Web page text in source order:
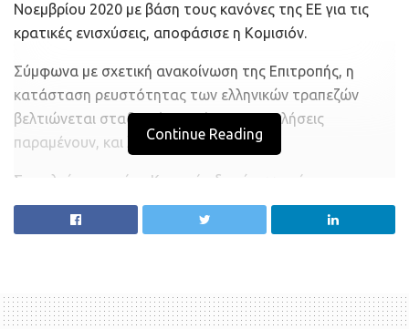
Νοεμβρίου 2020 με βάση τους κανόνες της ΕΕ για τις
κρατικές ενισχύσεις, αποφάσισε η Κομισιόν.
Σύμφωνα με σχετική ανακοίνωση της Επιτροπής, η
κατάσταση ρευστότητας των ελληνικών τραπεζών
βελτιώνεται σταδιακά, ωστόσο οι προκλήσεις
παραμένουν, και λόγω του κορωνοϊού.
Στο πλαίσιο αυτό, η Κομισιόν διαπίστωσε ότι η
παράταση του καθεστώτος εγγυήσεων είναι σύμφωνη
με τους κανόνες της ΕΕ για τις κρατικές ενισχύσεις.
εφαρμογής. Η Κομισιόν εγκρίνει συστήματα εγγυήσεων
σχετικά με τις υποχρεώσεις των τραπεζών για
Continue Reading